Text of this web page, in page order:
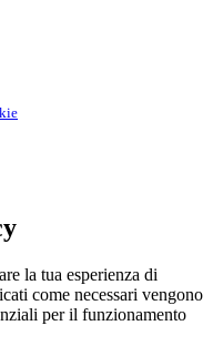
la tua esperienza di
come necessari vengono
per il funzionamento